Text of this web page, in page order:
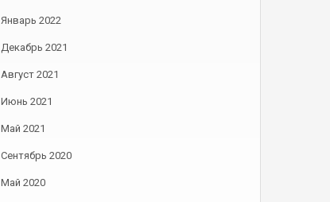
Январь 2022
Декабрь 2021
Август 2021
Июнь 2021
Май 2021
Сентябрь 2020
Май 2020